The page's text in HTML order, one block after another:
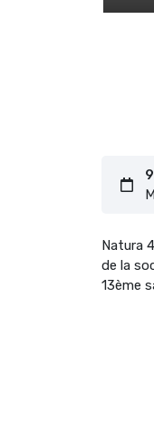
Natura
de la
13ème